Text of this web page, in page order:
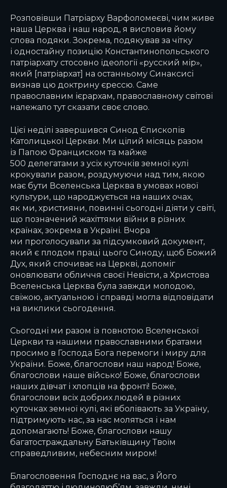
Розповівши Патріарху Варфоломеєві, чим живе
наша Церква і наш народ, я висловив йому
слова подяки. Зокрема, подякував за чітку
і одностайну позицію Константинопольського
патріархату стосовно ідеології «русский мір»,
який [патріархат] на останньому Синаксисі
визнав цю доктрину єрессю. Саме
православним ієрархам, православному світові
належало тут сказати своє слово.
Цієї неділі завершився Синод Єпископів
Католицької Церкви. Ми цілий місяць разом
із Папою Франциском та майже
500 делегатами з усіх куточків земної кулі
крокували разом, роздумуючи над тим, якою
має бути Вселенська Церква в умовах нової
культури, що народжується на наших очах,
як ми, християни, повинні сьогодні діяти у світі,
що позначений жахіттями війни в різних
країнах, зокрема в Україні. Вчора
ми проголосували за підсумковий документ,
який є плодом праці цього Синоду, щоб Божий
Дух, який спочиває на Церкві, допоміг
оновлювати обличчя своєї Невісти, а Христова
Вселенська Церква була завжди молодою,
свіжою, актуальною і справді могла відповідати
на виклики сьогодення.
Сьогодні ми разом із повнотою Вселенської
Церкви та нашими православними братами
просимо в Господа Бога перемоги і миру для
України. Боже, благослови наш народ! Боже,
благослови наше військо! Боже, благослови
наших дівчат і хлопців на фронті! Боже,
благослови всіх добрих людей в різних
куточках земної кулі, які вболівають за Україну,
підтримують нас, за нас моляться і нам
допомагають! Боже, благослови нашу
багатостраждальну Батьківщину Твоїм
справедливим, небесним миром!
Благословення Господнє на вас, з Його